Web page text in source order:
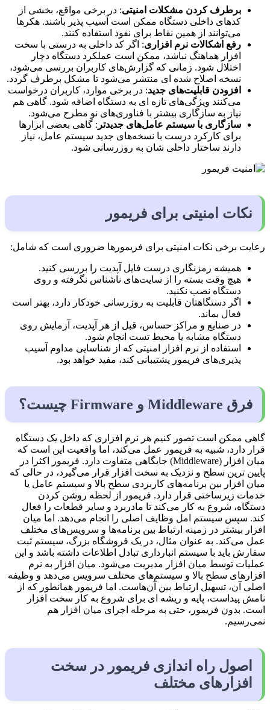
برطرف کردن مشکلات امنیتی: در برخی مواقع، بخشی از
کدهای داخلی دستگاه ممکن است آسیب پذیر باشند. هکرها
می‌توانند از همین نقاط برای نفوذ استفاده کنند.
رفع اشکالات نرم افزاری: اگر کد داخلی به درستی با سخت
افزار هماهنگ نباشد، ممکن است عملکرد دستگاه دچار
اختلال شود. زمانی که گزارش‌های کاربران بررسی می‌شود،
نسخه اصلاح شده ای منتشر می‌شود تا مشکل برطرف گردد.
افزودن قابلیت‌های جدید: در برخی موارد، کاربران درخواست
می‌کنند ویژگی‌های تازه ای به دستگاه اضافه شود. گاهی هم
نیاز به سازگاری بیشتر با فناوری‌های نو مطرح می‌شود.
سازگاری با سیستم عامل‌های جدیدتر : گاهی بعضی ابزارها
برای کارکرد درست با نسخه‌های جدید سیستم عامل، نیاز
دارند ساختار داخلی شان به روزرسانی شود.
نکات امنیتی برای فریمور
رعایت برخی نکات امنیتی برای فریمورها ضروری است که شامل:
همیشه رمزنگاری درست فایل آپدیت را بررسی کنید.
هیچ وقت بسته را از سایت‌های ناشناس نگرفته و روی
دستگاه نصب نکنید.
اگر دستگاهتان قابلیت به روزرسانی خودکار دارد، بهتر است
فعال بماند.
در صنایع و مراکز حساس، قبل از هر آپدیت، آزمایش روی
دستگاه مشابه یا محیط تست انجام شود.
استفاده از نرم افزار امنیتی که از شناسایی مداوم آسیب
پذیری‌های فریمور پشتیبانی کند، مفید خواهد بود.
فرق Middleware و Firmware چیست؟
گاهی ممکن است تصور کنیم هر نرم افزاری که داخل یک دستگاه
قرار دارد، شبیه به فریمور عمل می‌کند، اما واقعیت این است که
میان افزار (Middleware) جایگاهی متفاوت دارد. فریمور اکثرا در
پایین ترین سطح و نزدیک به سخت افزار قرار می‌گیرد، در حالی که
میان افزار بین برنامه‌های کاربردی سطح بالا و سیستم عامل یا
خدمات زیرساختی قرار دارد. فریمور از لحظه روشن کردن
دستگاه، شروع به کار می‌کند تا مادربرد و سایر قطعات را فعال
کند. سپس سیستم‌ امل وظایف اصلی را انجام می‌دهد. اما میان
افزار بیشتر در زمینه ارتباط بین برنامه‌ها و سرویس‌های مختلف
عمل می‌کند. به عنوان مثال، در یک فروشگاه بزرگ، سیستم ثبت
سفارش باید با سیستم انبارداری تبادل اطلاعات داشته باشد و این
عملیات توسط میان افزار مدیریت می‌شود. میان ا‌فزار به نرم
افزارهای سطح بالا و سیستم‌های مختلف سرویس می‌دهد و وظیفه
اصلی آن، تسهیل ارتباط بین آن‌هاست. اما فریمور همانطور که از
نامش پیداست، پایه و ریشه ای برای شروع به کار سخت افزار
است. بدون فریمور، حتی به مرحله اجرای میان افزار هم
نمی‌رسیم.
اصول راه اندازی فریمور در سخت
افزارهای مختلف